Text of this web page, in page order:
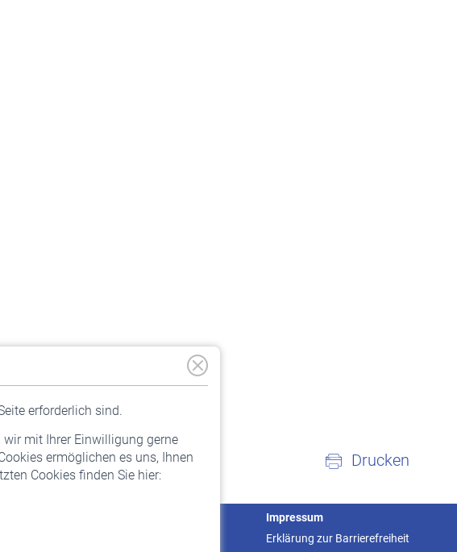
erforderlich sind.
mit Ihrer Einwilligung gerne
ermöglichen es uns, Ihnen
Cookies finden Sie hier:
Drucken
Impressum
Erklärung zur Barrierefreiheit